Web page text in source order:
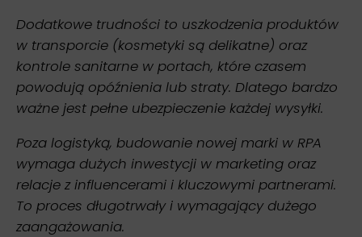
Dodatkowe trudności to uszkodzenia produktów
w transporcie (kosmetyki są delikatne) oraz
kontrole sanitarne w portach, które czasem
powodują opóźnienia lub straty. Dlatego bardzo
ważne jest pełne ubezpieczenie każdej wysyłki.
Poza logistyką, budowanie nowej marki w RPA
wymaga dużych inwestycji w marketing oraz
relacje z influencerami i kluczowymi partnerami.
To proces długotrwały i wymagający dużego
zaangażowania.